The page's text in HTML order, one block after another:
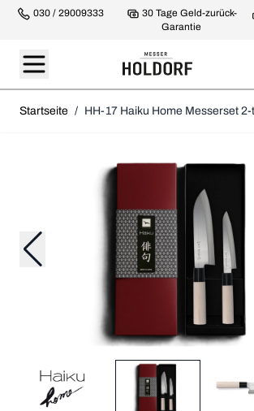
030 / 29009333
30 Tage Geld-zurück-
Garantie
Startseite / HH-17 Haiku Home Messerset